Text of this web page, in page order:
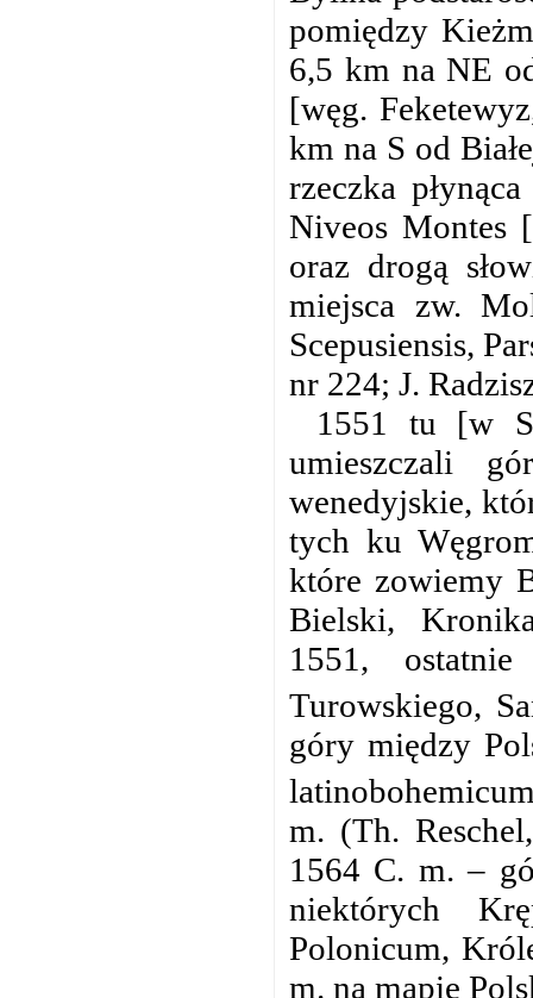
pomiędzy
6,5 km na NE
[węg.
km na S od
rzeczka
Niveos Montes
oraz drogą
miejsca zw.
Scepusiensis,
nr 224; J.
1551 tu [w
umieszczali
wenedyjskie,
tych ku
które zowiemy
Bielski,
1551,
Turowskiego,
góry między
m. (Th.
1564 C. m. –
niektórych
Polonicum,
m. na mapie